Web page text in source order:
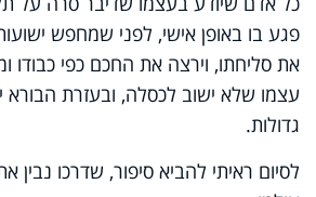
פגע בו באופן אישי, לפני שמחפש
את סליחתו, וירצה את החכם כפי כבודו
עצמו שלא ישוב לכסלה, ובעזרת הבורא
גדולות.
לסיום ראיתי להביא סיפור, שדרכו